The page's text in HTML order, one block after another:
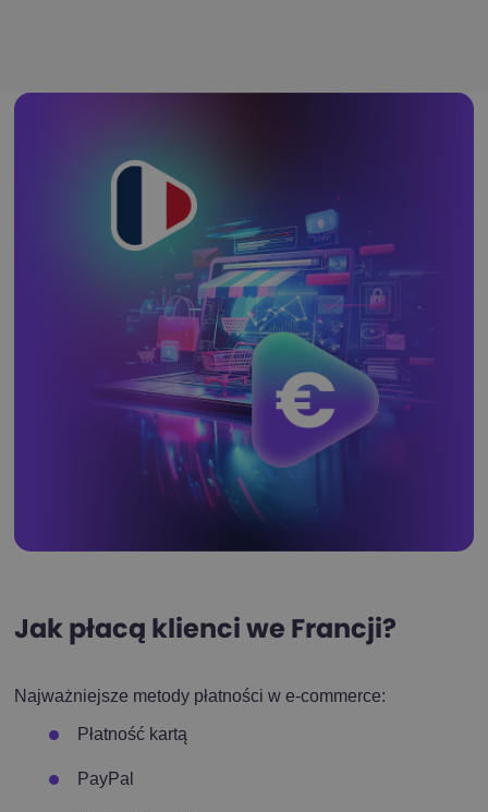
Jak płacą klienci we Francji?
Najważniejsze metody płatności w e-commerce:
Płatność kartą
PayPal